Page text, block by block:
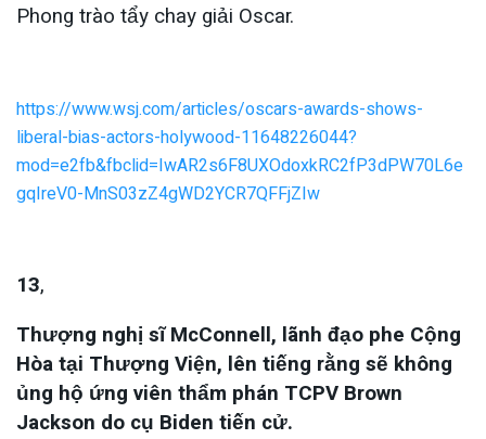
Phong trào tẩy chay giải Oscar.
https://www.wsj.com/articles/oscars-awards-shows-
liberal-bias-actors-holywood-11648226044?
mod=e2fb&fbclid=IwAR2s6F8UXOdoxkRC2fP3dPW70L6e
gqIreV0-MnS03zZ4gWD2YCR7QFFjZIw
13,
Thượng nghị sĩ McConnell, lãnh đạo phe Cộng
Hòa tại Thượng Viện, lên tiếng rằng sẽ không
ủng hộ ứng viên thẩm phán TCPV Brown
Jackson do cụ Biden tiến cử.